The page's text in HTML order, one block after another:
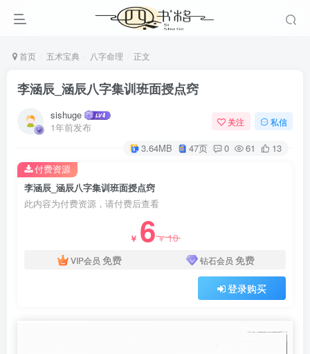
首页 五术宝典 八字命理 正文
李涵辰_涵辰八字集训班面授点窍
sishuge
1年前发布
关注 私信
3.64MB 47页 0 61 13
李涵辰_涵辰八字集训班面授点窍
此内容为付费资源，请付费后查看
￥ 6￥10
VIP会员 免费 钻石会员 免费
登录购买
付费资源